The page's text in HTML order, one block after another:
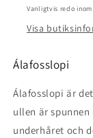
Vanligtvis redo
Visa
Álafosslopi
Álafosslopi är
ullen är
underhåret och